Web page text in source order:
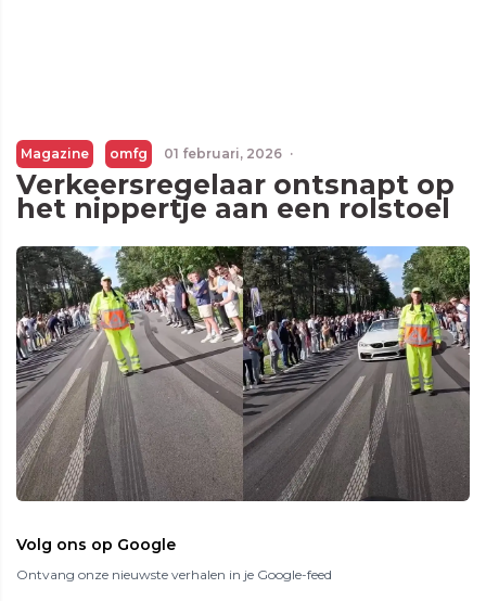
Magazine omfg 01 februari, 2026 ·
Verkeersregelaar ontsnapt op
het nippertje aan een rolstoel
Volg ons op Google
Ontvang onze nieuwste verhalen in je Google-feed